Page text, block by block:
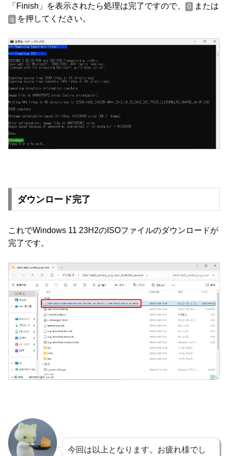
「Finish」を表示されたら処理は完了ですので、 0 または
q を押してください。
ダウンロード完了
これでWindows 11 23H2のISOファイルのダウンロードが
完了です。
今回は以上となります。お疲れ様でし